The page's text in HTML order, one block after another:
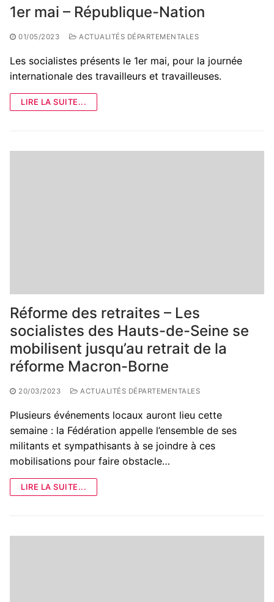
1er mai – République-Nation
01/05/2023 ACTUALITÉS DÉPARTEMENTALES
Les socialistes présents le 1er mai, pour la journée
internationale des travailleurs et travailleuses.
LIRE LA SUITE...
Réforme des retraites – Les
socialistes des Hauts-de-Seine se
mobilisent jusqu’au retrait de la
réforme Macron-Borne
20/03/2023 ACTUALITÉS DÉPARTEMENTALES
Plusieurs événements locaux auront lieu cette
semaine : la Fédération appelle l’ensemble de ses
militants et sympathisants à se joindre à ces
mobilisations pour faire obstacle…
LIRE LA SUITE...